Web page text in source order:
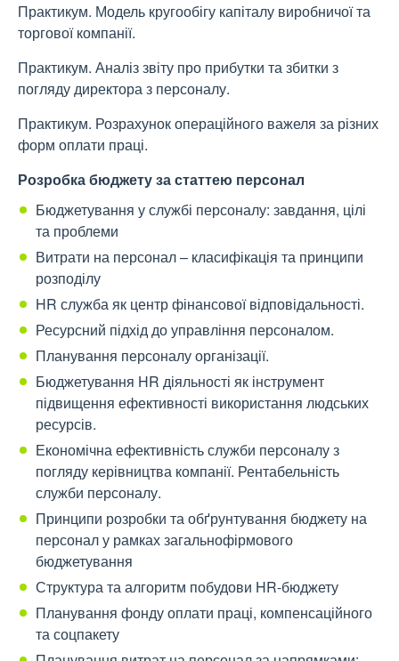
Практикум. Модель кругообігу капіталу виробничої та
торгової компанії.
Практикум. Аналіз звіту про прибутки та збитки з
погляду директора з персоналу.
Практикум. Розрахунок операційного важеля за різних
форм оплати праці.
Розробка бюджету за статтею персонал
Бюджетування у службі персоналу: завдання, цілі
та проблеми
Витрати на персонал – класифікація та принципи
розподілу
HR служба як центр фінансової відповідальності.
Ресурсний підхід до управління персоналом.
Планування персоналу організації.
Бюджетування HR діяльності як інструмент
підвищення ефективності використання людських
ресурсів.
Економічна ефективність служби персоналу з
погляду керівництва компанії. Рентабельність
служби персоналу.
Принципи розробки та обґрунтування бюджету на
персонал у рамках загальнофірмового
бюджетування
Структура та алгоритм побудови HR-бюджету
Планування фонду оплати праці, компенсаційного
та соцпакету